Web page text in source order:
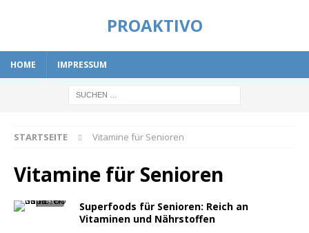
PROAKTIVO
HOME IMPRESSUM
STARTSEITE Vitamine für Senioren
Vitamine für Senioren
Superfoods für Senioren: Reich an
Vitaminen und Nährstoffen